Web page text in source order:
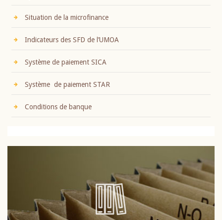
Situation de la microfinance
Indicateurs des SFD de l’UMOA
Système de paiement SICA
Système de paiement STAR
Conditions de banque